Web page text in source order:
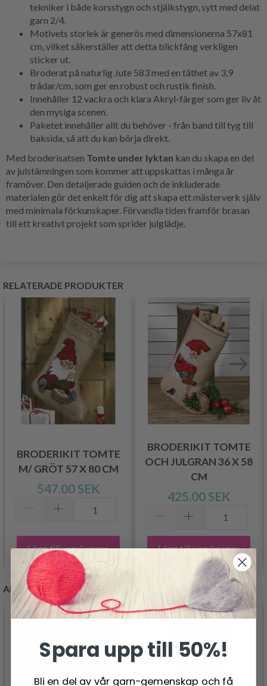
tekniker i både korsstygn och stjälkstygn, sytt med delat
garn 2/4.
Motivets storlek är generös med dimensionerna 57x81
cm, vilket säkerställer att detta blickfång verkligen
sticker ut.
Broderat på naturlig Jute 583 med en täthet av 3,9
trådar/cm, som ger en robust och rustik finish.
Innehåller 12 vackra och klara Akryl-färger som ger liv åt
den mysiga scenen.
Paketet innehåller allt du behöver - från band till tyg till
baksida, så att du kan börja direkt.
Med broderisatsen Tomte under lyktan kan du skapa en del
av julstämningen som kommer att uppskattas i många år
framöver. Den detaljerade guiden och de inkluderade
materialen gör det enkelt för dig att skapa ett mästerverk själv
med minimala förkunskaper. Förvandla tiden framför brasan
till ett kreativt projekt som sprider julglädje.
RELATERADE PRODUKTER
BRODERIKIT TOMTE
M/ GRÖT 57 X 80 CM
547.00 SEK
Lägg till varukorgen
BRODERIKIT TOMTE
OCH JULGRAN 36 X 58
CM
425.00 SEK
Lägg till varukorgen
ANDRA KUNDER KÖPTE
- 19%
Spara upp till 50%!
Bli en del av vår garn-gemenskap och få